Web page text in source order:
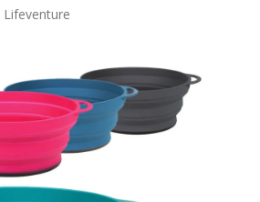
Lifeventure